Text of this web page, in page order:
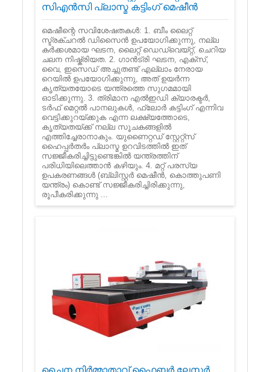
സി‌എൻ‌സി പ്ലാസ്മ കട്ടിംഗ് മെഷീൻ
മെഷീന്റെ സവിശേഷതകൾ: 1. ബീം ലൈറ്റ്
സ്ട്രക്ചറൽ ഡിസൈൻ ഉപയോഗിക്കുന്നു, നല്ല
കർക്കശമായ ഘടന, ലൈറ്റ് ഡെഡ്‌വെയ്റ്റ്, ചെറിയ
ചലന നിഷ്ക്രിയത. 2. ഗാൻട്രി ഘടന, എക്സ്,
വൈ, ഇസെഡ് അച്ചുതണ്ട് എല്ലാം നേരായ
റെയിൽ ഉപയോഗിക്കുന്നു, അത് ഉയർന്ന
കൃത്യതയോടെ യന്ത്രത്തെ സുഗമമായി
ഓടിക്കുന്നു. 3. ത്രിമാന എൽഇഡി ക്യാരക്ടർ,
ടർഫ് മെറ്റൽ പാനലുകൾ, ഫ്ലോർ കട്ടിംഗ് എന്നിവ
വെട്ടിക്കുറയ്ക്കുക എന്ന ലക്ഷ്യത്തോടെ,
കൃത്യതയ്ക്ക് നല്ല സൂചകങ്ങളിൽ
എത്തിച്ചേരാനാകും. യുണൈറ്റഡ് സ്റ്റേറ്റ്സ്
ഹൈപ്പർതർം പ്ലാസ്മ ഉറവിടത്തിൽ ഇത്
സജ്ജീകരിച്ചിട്ടുണ്ടെങ്കിൽ യന്ത്രത്തിന്
പരിധിയിലെത്താൻ കഴിയും. 4. മറ്റ് പരസ്യ
ഉപകരണങ്ങൾ (ബ്ലിസ്റ്റർ മെഷീൻ, കൊത്തുപണി
യന്ത്രം) കൊണ്ട് സജ്ജീകരിച്ചിരിക്കുന്നു,
രൂപീകരിക്കുന്നു ...
ചൈന നിർമ്മാതാവ് ഫൈബർ ലേസർ